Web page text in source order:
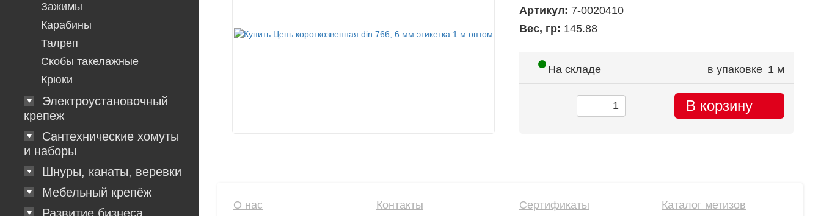
Зажимы
Карабины
Талреп
Скобы такелажные
Крюки
Электроустановочный
крепеж
Сантехнические хомуты
и наборы
Шнуры, канаты, веревки
Мебельный крепёж
Развитие бизнеса
Артикул: 7-0020410
Вес, гр: 145.88
На складе в упаковке 1 м
В корзину
О нас
Контакты
Сертификаты
Каталог метизов